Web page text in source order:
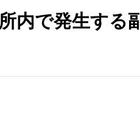
内で発生する